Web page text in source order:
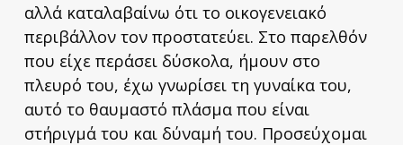
αλλά καταλαβαίνω ότι το οικογενειακό
περιβάλλον τον προστατεύει. Στο παρελθόν
που είχε περάσει δύσκολα, ήμουν στο
πλευρό του, έχω γνωρίσει τη γυναίκα του,
αυτό το θαυμαστό πλάσμα που είναι
στήριγμά του και δύναμή του. Προσεύχομαι